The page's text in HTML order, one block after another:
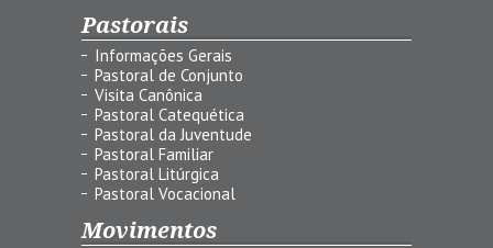
Pastorais
Informações Gerais
Pastoral de Conjunto
Visita Canônica
Pastoral Catequética
Pastoral da Juventude
Pastoral Familiar
Pastoral Litúrgica
Pastoral Vocacional
Movimentos